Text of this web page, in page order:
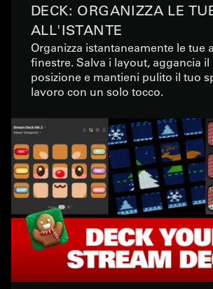
DECK: ORGANIZZA LE
ALL'ISTANTE
Organizza istantaneamente le tue
finestre. Salva i layout, aggancia
posizione e mantieni pulito il tuo
lavoro con un solo tocco.